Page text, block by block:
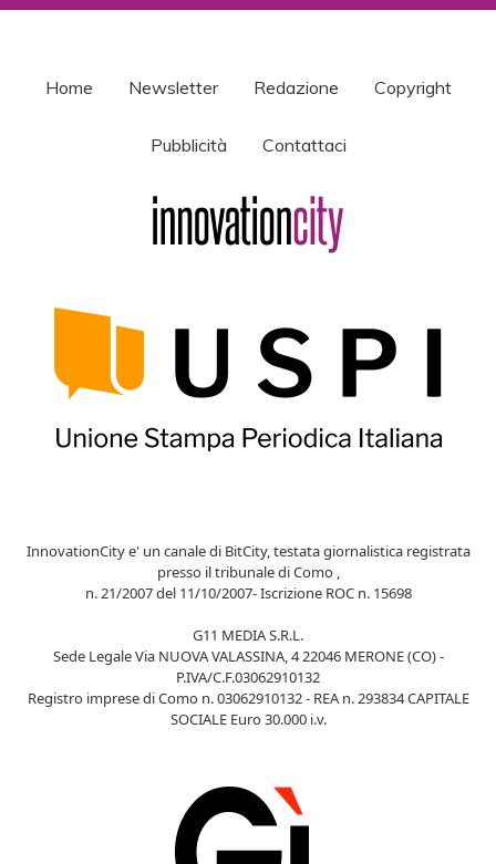
Home Newsletter Redazione Copyright
Pubblicità Contattaci
InnovationCity e' un canale di BitCity, testata giornalistica registrata
presso il tribunale di Como ,
n. 21/2007 del 11/10/2007- Iscrizione ROC n. 15698
G11 MEDIA S.R.L.
Sede Legale Via NUOVA VALASSINA, 4 22046 MERONE (CO) -
P.IVA/C.F.03062910132
Registro imprese di Como n. 03062910132 - REA n. 293834 CAPITALE
SOCIALE Euro 30.000 i.v.